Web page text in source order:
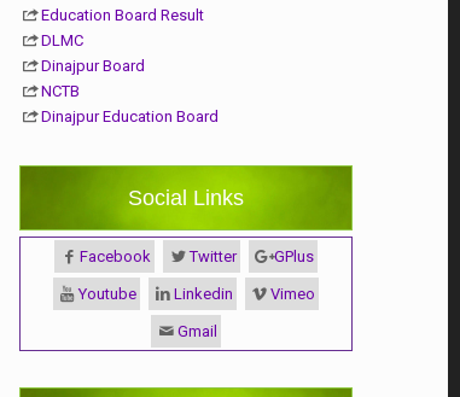
Education Board Result
DLMC
Dinajpur Board
NCTB
Dinajpur Education Board
Social Links
Facebook Twitter GPlus
Youtube Linkedin Vimeo
Gmail